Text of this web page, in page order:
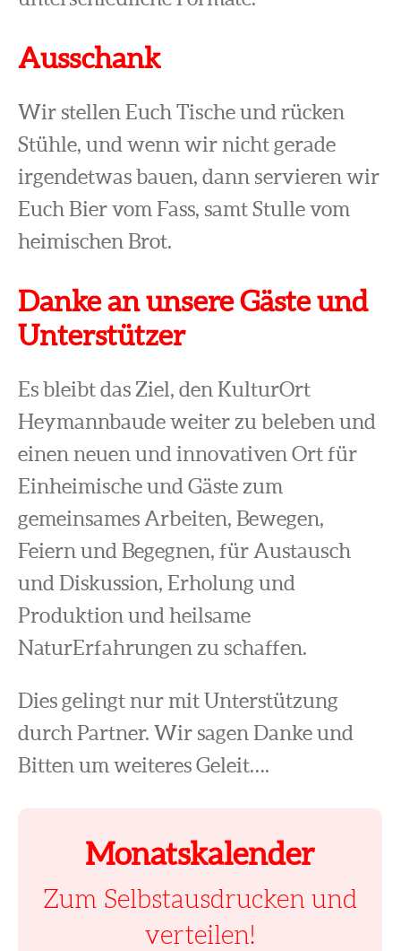
Ausschank
Wir stellen Euch Tische und rücken
Stühle, und wenn wir nicht gerade
irgendetwas bauen, dann servieren wir
Euch Bier vom Fass, samt Stulle vom
heimischen Brot.
Danke an unsere Gäste und
Unterstützer
Es bleibt das Ziel, den KulturOrt
Heymannbaude weiter zu beleben und
einen neuen und innovativen Ort für
Einheimische und Gäste zum
gemeinsames Arbeiten, Bewegen,
Feiern und Begegnen, für Austausch
und Diskussion, Erholung und
Produktion und heilsame
NaturErfahrungen zu schaffen.
Dies gelingt nur mit Unterstützung
durch Partner. Wir sagen Danke und
Bitten um weiteres Geleit….
Monatskalender
Zum Selbstausdrucken und
verteilen!